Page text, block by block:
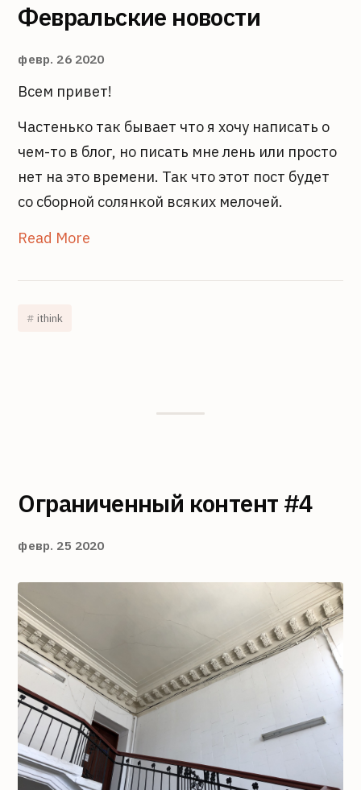
Февральские новости
февр. 26 2020
Всем привет!
Частенько так бывает что я хочу написать о
чем-то в блог, но писать мне лень или просто
нет на это времени. Так что этот пост будет
со сборной солянкой всяких мелочей.
Read More
ithink
Ограниченный контент #4
февр. 25 2020